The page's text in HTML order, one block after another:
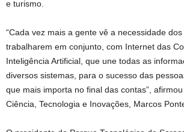
e turismo.
“Cada vez mais a gente vê a necessidade
trabalharem em conjunto, com Internet das
Inteligência Artificial, que une todas as
diversos sistemas, para o sucesso das
que mais importa no final das contas”,
Ciência, Tecnologia e Inovações, Marcos